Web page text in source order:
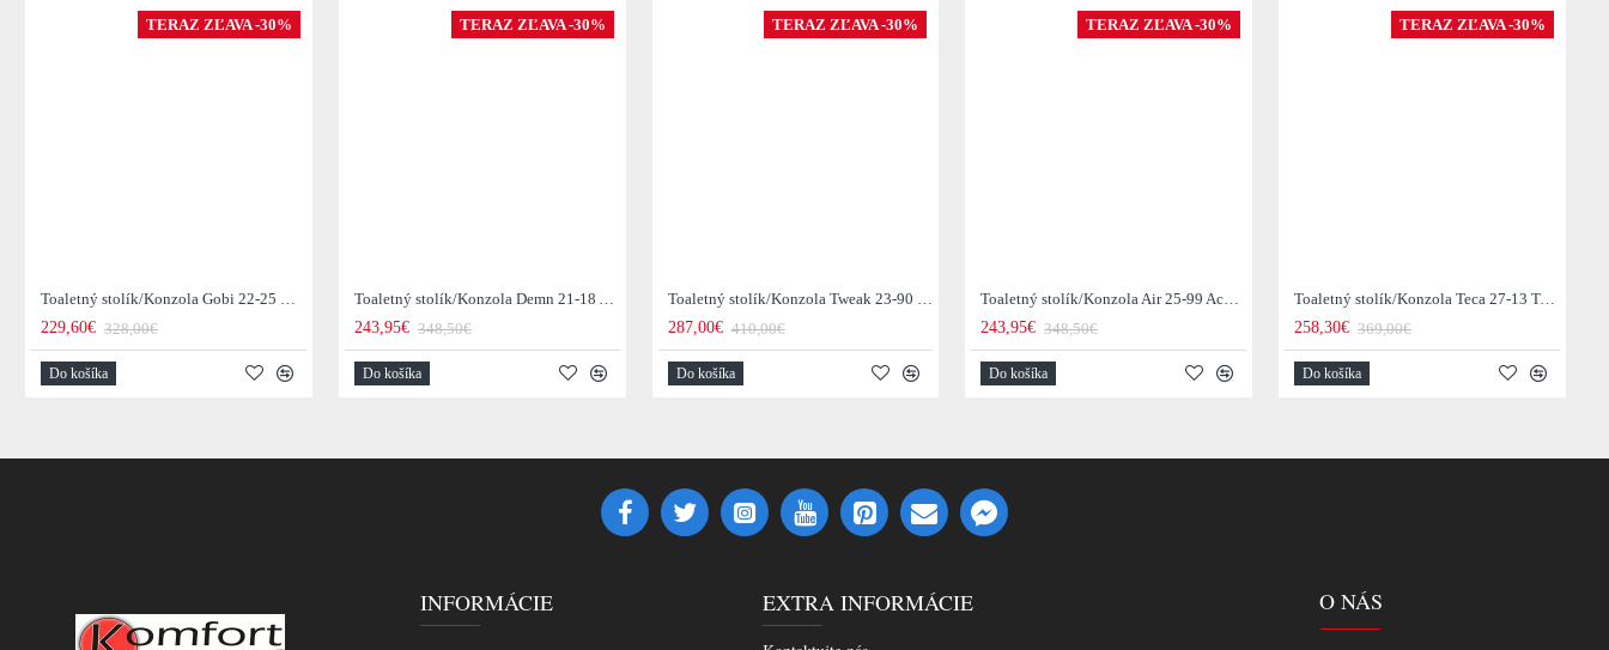
TERAZ ZĽAVA -30%
Toaletný stolík/Konzola Gobi 22-25 Mango drevo
229,60€ 328,00€
Do košíka
TERAZ ZĽAVA -30%
Toaletný stolík/Konzola Demn 21-18 Acacia drevo
243,95€ 348,50€
Do košíka
TERAZ ZĽAVA -30%
Toaletný stolík/Konzola Tweak 23-90 Mango drevo
287,00€ 410,00€
Do košíka
TERAZ ZĽAVA -30%
Toaletný stolík/Konzola Air 25-99 Acacia drevo
243,95€ 348,50€
Do košíka
TERAZ ZĽAVA -30%
Toaletný stolík/Konzola Teca 27-13 Teak drevo
258,30€ 369,00€
Do košíka
INFORMÁCIE EXTRA INFORMÁCIE O NÁS